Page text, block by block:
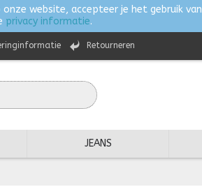
website, accepteer je het gebruik van
privacy informatie.
Retourneren
JEANS